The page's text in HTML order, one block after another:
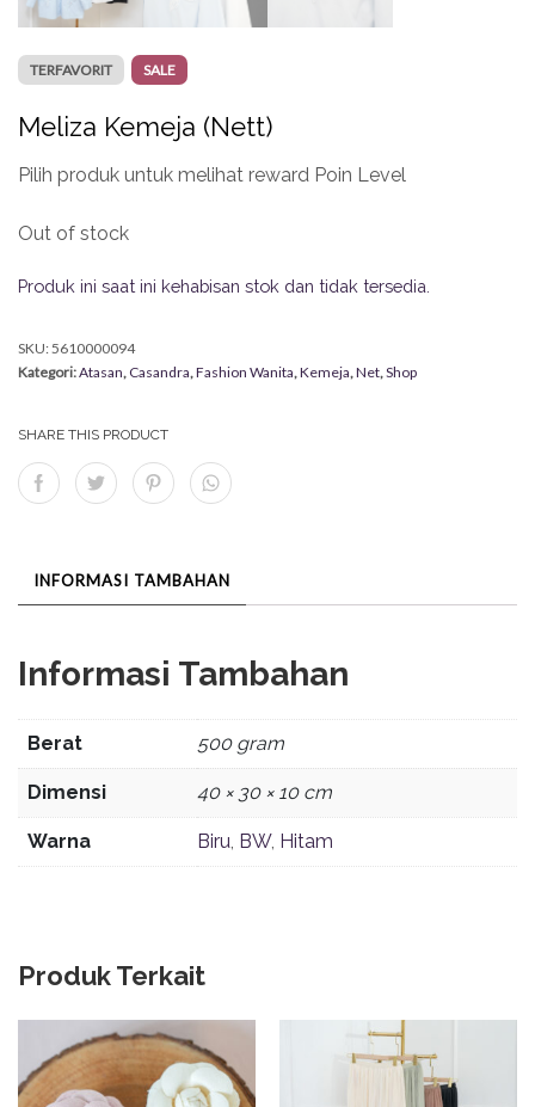
TERFAVORIT SALE
Meliza Kemeja (Nett)
Pilih produk untuk melihat reward Poin Level
Out of stock
Produk ini saat ini kehabisan stok dan tidak tersedia.
SKU:5610000094
Kategori:Atasan, Casandra,Fashion Wanita,Kemeja,Net,Shop
SHARE THIS PRODUCT
INFORMASI TAMBAHAN
Informasi Tambahan
Berat 500 gram
Dimensi 40 × 30 × 10 cm
Warna Biru, BW, Hitam
Produk Terkait